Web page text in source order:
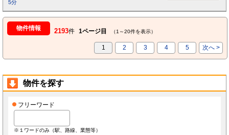
5分
物件情報 2193件 1ページ目 （1～20件を表示）
1 2 3 4 5 次へ >
物件を探す
フリーワード
※１ワードのみ（駅、路線、業態等）